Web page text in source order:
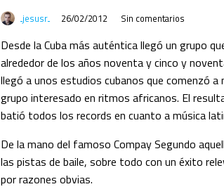
jesusr 26/02/2012 Sin comentarios
Desde la Cuba más auténtica llegó un grupo
alrededor de los años noventa y cinco y
llegó a unos estudios cubanos que comenzó
grupo interesado en ritmos africanos. El
batió todos los records en cuanto a música
De la mano del famoso Compay Segundo
las pistas de baile, sobre todo con un éxito
por razones obvias.